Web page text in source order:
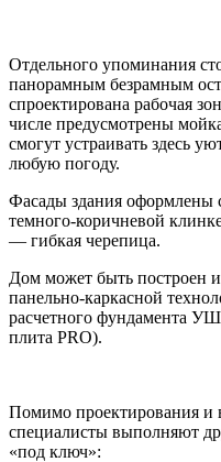
Отдельного упоминания
панорамным безрамным
спроектирована рабочая
числе предусмотрены
смогут устраивать здесь
любую погоду.
Фасады здания оформлены
темного-коричневой
— гибкая черепица.
Дом может быть построен
панельно-каркасной
расчетного фундамента
плита PRO).
Помимо проектирования и
специалисты выполняют
«под ключ»: